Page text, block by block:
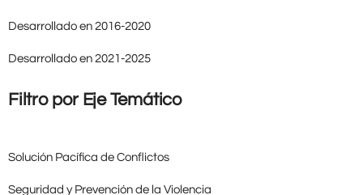
Desarrollado en 2016-2020
Desarrollado en 2021-2025
Filtro por Eje Temático
Solución Pacífica de Conflictos
Seguridad y Prevención de la Violencia